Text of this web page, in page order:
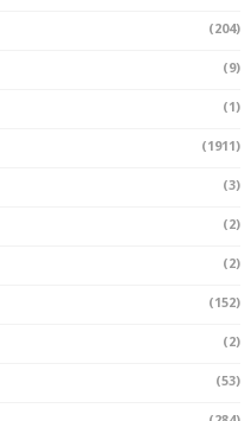
(204)
(9)
(1)
(1911)
(3)
(2)
(2)
(152)
(2)
(53)